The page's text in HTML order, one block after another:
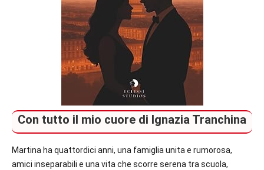
Con tutto il mio cuore di Ignazia Tranchina
Martina ha quattordici anni, una famiglia unita e rumorosa,
amici inseparabili e una vita che scorre serena tra scuola,